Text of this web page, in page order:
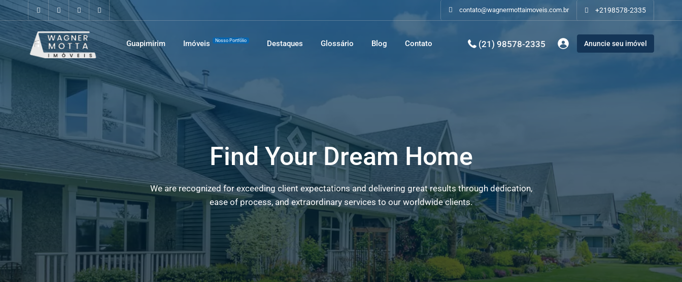
contato@wagnermottaimoveis.com.br +2198578-2335
Guapimirim Imóveis Nosso Portfólio Destaques Glossário Blog Contato (21) 98578-2335 Anuncie seu imóvel
Find Your Dream Home
We are recognized for exceeding client expectations and delivering great results through dedication,
ease of process, and extraordinary services to our worldwide clients.